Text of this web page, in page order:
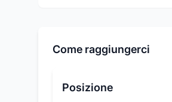
Come raggiungerci
Posizione